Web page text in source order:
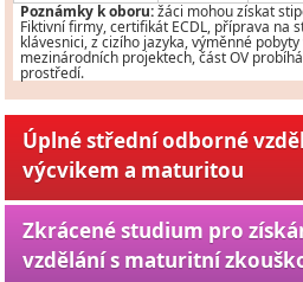
Poznámky k oboru:žáci mohou získat
Fiktivní firmy, certifikát ECDL, příprava na
klávesnici, z cizího jazyka, výměnné
mezinárodních projektech, část OV
prostředí.
Úplné střední odborné
výcvikem a maturitou
Zkrácené studium pro
vzdělání s maturitní